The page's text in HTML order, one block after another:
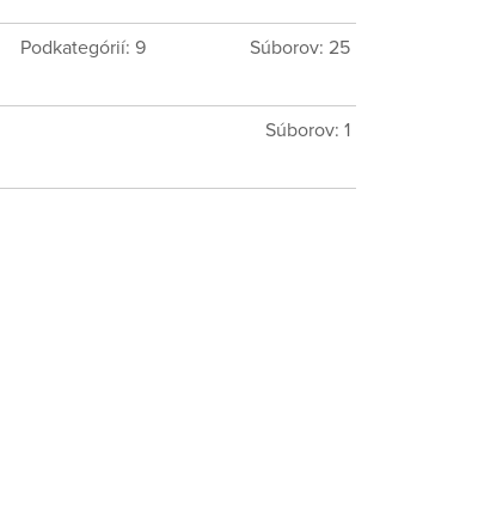
Podkategórií: 9 Súborov: 25
Súborov: 1